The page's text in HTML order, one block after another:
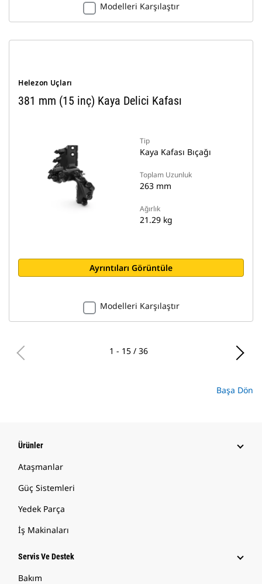
Modelleri Karşılaştır
Helezon Uçları
381 mm (15 inç) Kaya Delici Kafası
Tip
Kaya Kafası Bıçağı
Toplam Uzunluk
263 mm
Ağırlık
21.29 kg
Ayrıntıları Görüntüle
Modelleri Karşılaştır
1 - 15 / 36
Başa Dön
Ürünler
Ataşmanlar
Güç Sistemleri
Yedek Parça
İş Makinaları
Servis Ve Destek
Bakım